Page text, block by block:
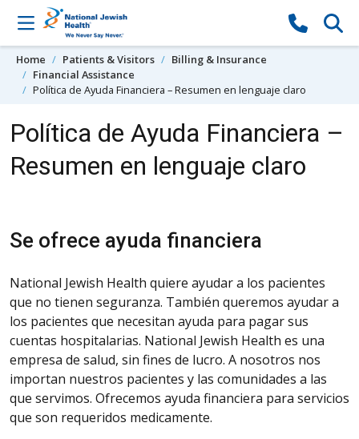
Skip to content
Home Patients & Visitors
Billing & Insurance
Financial Assistance
Política de Ayuda Financiera – Resumen en lenguaje claro
Política de Ayuda Financiera –
Resumen en lenguaje claro
Se ofrece ayuda financiera
National Jewish Health quiere ayudar a los pacientes
que no tienen seguranza. También queremos ayudar a
los pacientes que necesitan ayuda para pagar sus
cuentas hospitalarias. National Jewish Health es una
empresa de salud, sin fines de lucro. A nosotros nos
importan nuestros pacientes y las comunidades a las
que servimos. Ofrecemos ayuda financiera para servicios
que son requeridos medicamente.